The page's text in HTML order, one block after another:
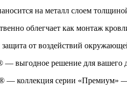
на металл слоем
облегчает как монтаж
от воздействий
— выгодное решение для вашего
коллекция серии «Премиум» —